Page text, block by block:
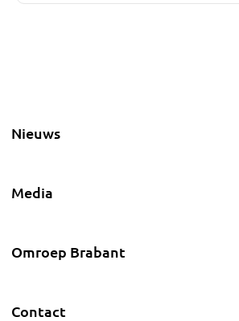
Nieuws
Media
Omroep Brabant
Contact